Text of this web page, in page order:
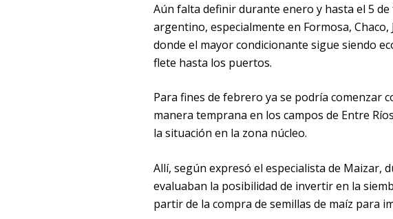
Aún falta definir durante enero y hasta el 5
argentino, especialmente en Formosa,
donde el mayor condicionante sigue siendo
flete hasta los puertos.
Para fines de febrero ya se podría comenzar
manera temprana en los campos de Entre
la situación en la zona núcleo.
Allí, según expresó el especialista de Maizar,
evaluaban la posibilidad de invertir en la
partir de la compra de semillas de maíz para